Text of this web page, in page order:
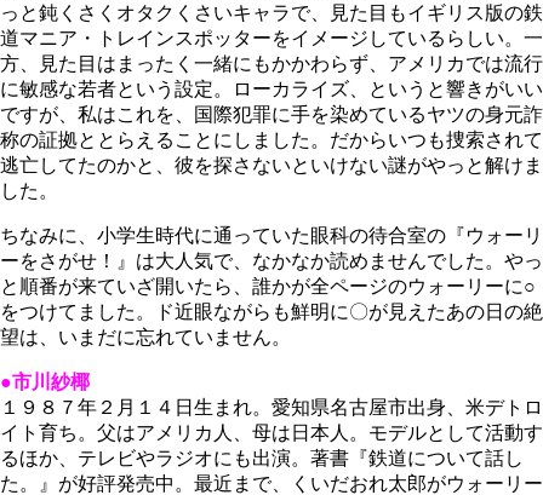
っと鈍くさくオタクくさいキャラで、見た目もイギリス版の鉄
道マニア・トレインスポッターをイメージしているらしい。一
方、見た目はまったく一緒にもかかわらず、アメリカでは流行
に敏感な若者という設定。ローカライズ、というと響きがいい
ですが、私はこれを、国際犯罪に手を染めているヤツの身元詐
称の証拠ととらえることにしました。だからいつも捜索されて
逃亡してたのかと、彼を探さないといけない謎がやっと解けま
した。
ちなみに、小学生時代に通っていた眼科の待合室の『ウォーリ
ーをさがせ！』は大人気で、なかなか読めませんでした。やっ
と順番が来ていざ開いたら、誰かが全ページのウォーリーに○
をつけてました。ド近眼ながらも鮮明に〇が見えたあの日の絶
望は、いまだに忘れていません。
●市川紗椰
１９８７年２月１４日生まれ。愛知県名古屋市出身、米デトロ
イト育ち。父はアメリカ人、母は日本人。モデルとして活動す
るほか、テレビやラジオにも出演。著書『鉄道について話し
た。』が好評発売中。最近まで、くいだおれ太郎がウォーリー